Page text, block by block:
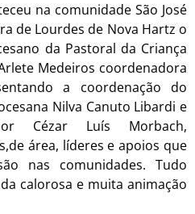
na comunidade São José
de Lourdes de Nova Hartz o
da Pastoral da Criança
Medeiros coordenadora
a coordenação do
Nilva Canuto Libardi e
Cézar Luís Morbach,
área, líderes e apoios que
nas comunidades. Tudo
calorosa e muita animação